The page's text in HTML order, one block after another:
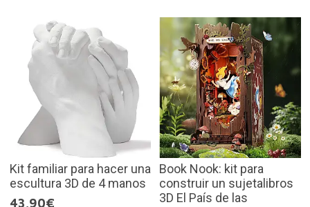
Kit familiar para hacer una
escultura 3D de 4 manos
43,90€
Book Nook: kit para
construir un sujetalibros
3D El País de las